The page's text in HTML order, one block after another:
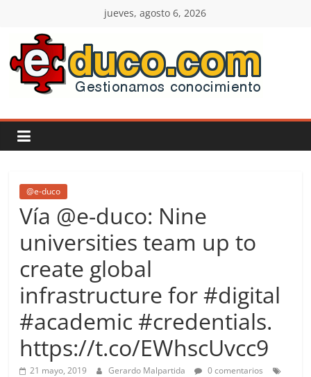
contenido
jueves, agosto 6, 2026
E-
duco:
Gestión
del
Conocimiento
Learn
more.
Do
more.
Be
more.
@e-duco
Vía @e-duco: Nine
universities team up to
create global
infrastructure for #digital
#academic #credentials.
https://t.co/EWhscUvcc9
21 mayo, 2019 Gerardo Malpartida
0 comentarios